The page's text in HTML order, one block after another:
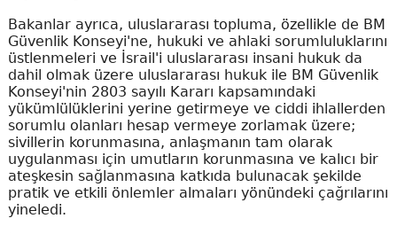
Bakanlar ayrıca, uluslararası topluma, özellikle de BM
Güvenlik Konseyi'ne, hukuki ve ahlaki sorumluluklarını
üstlenmeleri ve İsrail'i uluslararası insani hukuk da
dahil olmak üzere uluslararası hukuk ile BM Güvenlik
Konseyi'nin 2803 sayılı Kararı kapsamındaki
yükümlülüklerini yerine getirmeye ve ciddi ihlallerden
sorumlu olanları hesap vermeye zorlamak üzere;
sivillerin korunmasına, anlaşmanın tam olarak
uygulanması için umutların korunmasına ve kalıcı bir
ateşkesin sağlanmasına katkıda bulunacak şekilde
pratik ve etkili önlemler almaları yönündeki çağrılarını
yineledi.